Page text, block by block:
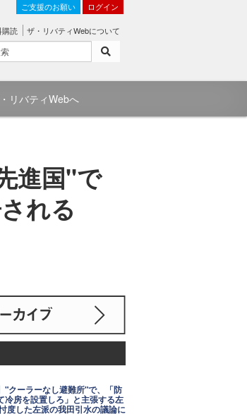
ご支援のお願い ログイン
購読 ザ・リバティWebについて
リバティWebへ
進国"で
れる
"クーラーなし避難所"で、「防
冷房を設置しろ」と主張する左
度した左派の我田引水の議論に